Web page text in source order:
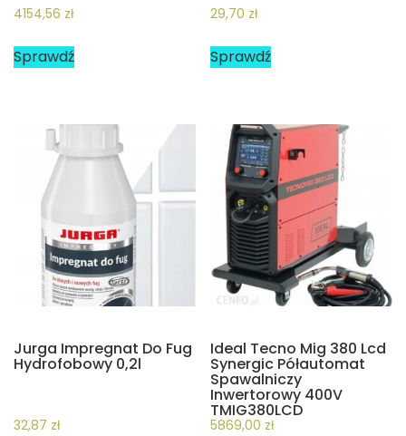
4154,56 zł
Sprawdź
29,70 zł
Sprawdź
Jurga Impregnat Do Fug
Hydrofobowy 0,2l
32,87 zł
Ideal Tecno Mig 380 Lcd
Synergic Półautomat
Spawalniczy
Inwertorowy 400V
TMIG380LCD
5869,00 zł